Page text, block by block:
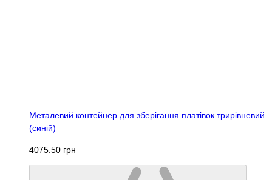
Металевий контейнер для зберігання платівок трирівневий
(синій)
4075.50 грн